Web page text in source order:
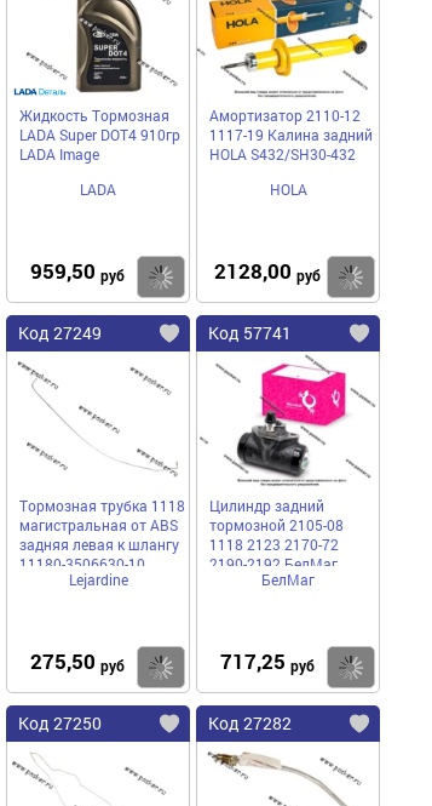
Жидкость Тормозная
LADA Super DOT4 910гр
LADA Image
LADA
959,50 руб Купить
Амортизатор 2110-12
1117-19 Калина задний
HOLA S432/SH30-432
HOLA
2128,00 руб
Код 27249
Тормозная трубка 1118
магистральная от ABS
задняя левая к шлангу
11180-3506630-10
Lejardine
275,50 руб Купить
Код 57741
Цилиндр задний
тормозной 2105-08
1118 2123 2170-72
2190-2192 БелМаг
оригинал BM4160
БелМаг
717,25 руб
Код 27250 Код 27282